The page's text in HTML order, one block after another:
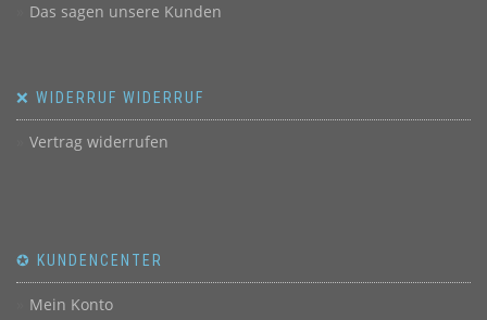
Das sagen unsere Kunden
❌ WIDERRUF WIDERRUF
Vertrag widerrufen
✪ KUNDENCENTER
Mein Konto